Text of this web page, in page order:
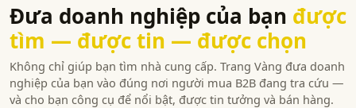
Đưa doanh nghiệp của bạn được
tìm — được tin — được chọn
Không chỉ giúp bạn tìm nhà cung cấp. Trang Vàng đưa doanh
nghiệp của bạn vào đúng nơi người mua B2B đang tra cứu —
và cho bạn công cụ để nổi bật, được tin tưởng và bán hàng.